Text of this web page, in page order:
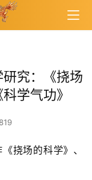
究：《挠场
学气功》
挠场的科学》、